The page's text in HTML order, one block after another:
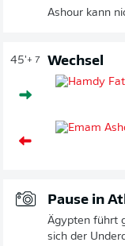
Ashour kann
45'+ 7 Wechsel
Pause in
Ägypten führt
sich der